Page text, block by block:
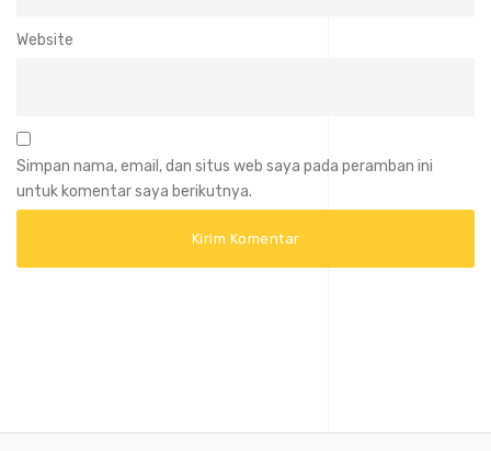
Website
Simpan nama, email, dan situs web saya pada peramban ini
untuk komentar saya berikutnya.